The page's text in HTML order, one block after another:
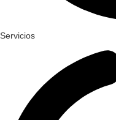
Servicios